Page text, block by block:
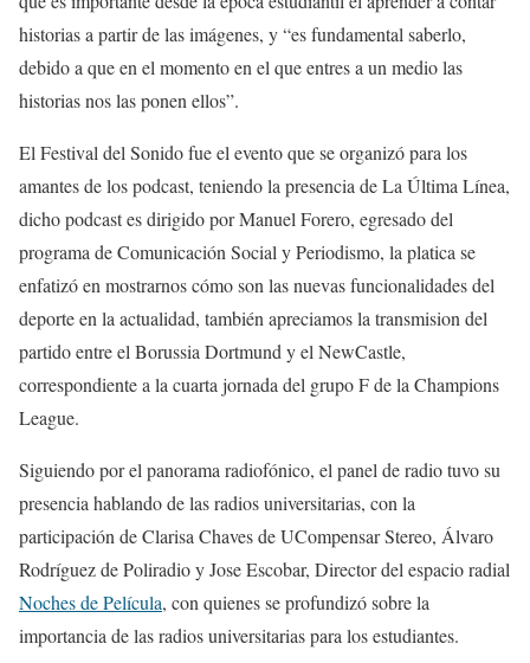
historias a partir de las imágenes, y “es fundamental saberlo,
debido a que en el momento en el que entres a un medio las
historias nos las ponen ellos”.
El Festival del Sonido fue el evento que se organizó para los
amantes de los podcast, teniendo la presencia de La Última Línea,
dicho podcast es dirigido por Manuel Forero, egresado del
programa de Comunicación Social y Periodismo, la platica se
enfatizó en mostrarnos cómo son las nuevas funcionalidades del
deporte en la actualidad, también apreciamos la transmision del
partido entre el Borussia Dortmund y el NewCastle,
correspondiente a la cuarta jornada del grupo F de la Champions
League.
Siguiendo por el panorama radiofónico, el panel de radio tuvo su
presencia hablando de las radios universitarias, con la
participación de Clarisa Chaves de UCompensar Stereo, Álvaro
Rodríguez de Poliradio y Jose Escobar, Director del espacio radial
Noches de Película, con quienes se profundizó sobre la
importancia de las radios universitarias para los estudiantes.